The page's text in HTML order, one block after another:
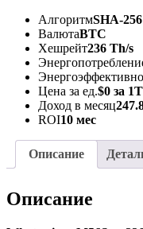
АлгоритмSHA-256
ВалютаBTC
Хешрейт236 Th/s
Цена за ед.$0 за
Доход в месяц
ROI10 мес
Описание
Описание